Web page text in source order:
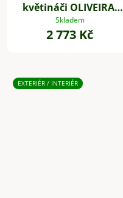
květináči OLIVEIRA,
plast, výška 60 cm
Skladem
2 773 Kč
EXTERIÉR / INTERIÉR